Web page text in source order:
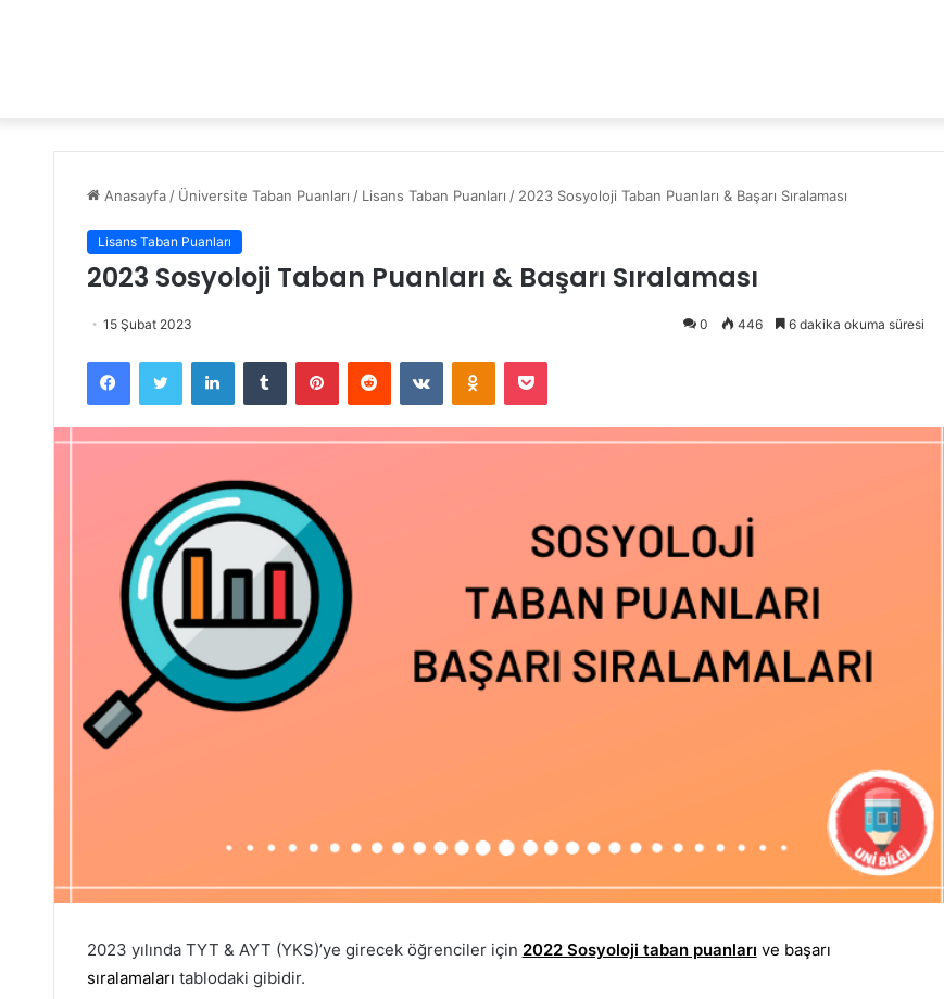
Anasayfa / Üniversite Taban Puanları / Lisans Taban Puanları / 2023 Sosyoloji Taban Puanları & Başarı Sıralaması
Lisans Taban Puanları
2023 Sosyoloji Taban Puanları & Başarı Sıralaması
15 Şubat 2023 0 446 6 dakika okuma süresi
Facebook Twitter LinkedIn Tumblr Pinterest Reddit VKontakte Odnoklassniki Pocket
2023 yılında TYT & AYT (YKS)’ye girecek öğrenciler için 2022 Sosyoloji taban puanları ve başarı
sıralamaları tablodaki gibidir.